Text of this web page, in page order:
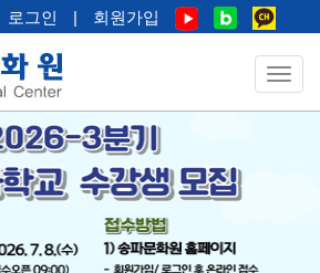
로그인 | 회원가입